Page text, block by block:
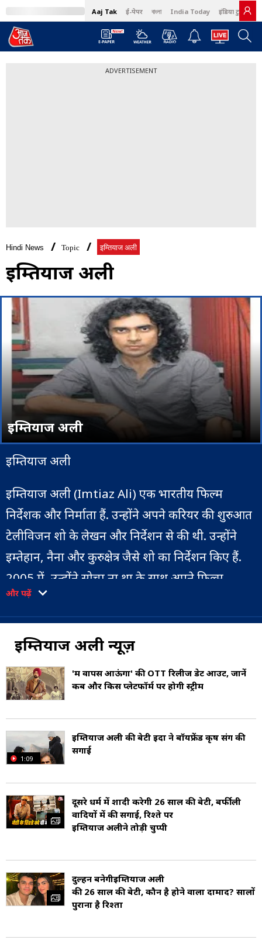
Aaj Tak ई-पेपर বাংলা India Today इंडिया टुडे हिंदी
ADVERTISEMENT
Hindi News Topic इम्तियाज अली
इम्तियाज अली
इम्तियाज अली
इम्तियाज अली
इम्तियाज अली (Imtiaz Ali) एक भारतीय फिल्म
निर्देशक और निर्माता हैं. उन्होंने अपने करियर की शुरुआत
टेलीविजन शो के लेखन और निर्देशन से की थी. उन्होंने
इम्तेहान, नैना और कुरुक्षेत्र जैसे शो का निर्देशन किए हैं.
2005 में, उन्होंने सोचा ना था के साथ अपने फिल्म
निर्देशन की शुरुआत की (Imtiaz Ali Debut in Film
Direction).
इम्तियाज अली की निर्देशित फिल्म जब वी मेट (2007)
एक बड़ी हिट साबित हुई थी. फिर उनकी निर्देशित फिल्म
लव आज कल (2009), रॉकस्टार (2011), हाईवे
(2014), और तमाशा (2015) ने उन्हें एक प्रसिद्ध फिल्म
निर्माता बना दिया (Imtiaz Ali Movies).
इम्तियाज अली का जन्म 16 जून 1971 को जमशेदपुर
(Imtiaz Ali Age). उन्होंने अपने कुछ शुरुआती साल
पटना में बिताए. उनके पिता मंसूर अली एक ठेकेदार थे जो
निर्देशक आरिफ अली के भाई हैं, जिन्होंने फिल्म लेकर हम
दीवाना दिल से निर्देशन की शुरुआत की थी (Imtiaz Ali
अभिनेता और निर्देशक/निर्माता हैं (Imtiaz Ali
और पढ़ें
इम्तियाज अली न्यूज़
'मैं वापस आऊंगा' की OTT रिलीज डेट आउट, जानें
कब और किस प्लेटफॉर्म पर होगी स्ट्रीम
1:09
इम्तियाज अली की बेटी इदा ने बॉयफ्रेंड कृष संग की
सगाई
दूसरे धर्म में शादी करेगी 26 साल की बेटी, बर्फीली
वादियों में की सगाई, रिश्ते पर
इम्तियाज अलीने तोड़ी चुप्पी
दुल्हन बनेगीइम्तियाज अली
की 26 साल की बेटी, कौन है होने वाला दामाद? सालों
पुराना है रिश्ता